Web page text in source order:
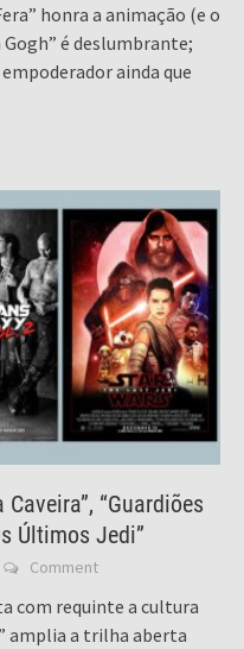
honra a animação (e o
é deslumbrante;
ainda que
“Guardiões
Últimos Jedi”
Comment
com requinte a cultura
amplia a trilha aberta